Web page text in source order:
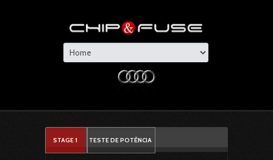
STAGE 1 TESTE DE POTÊNCIA